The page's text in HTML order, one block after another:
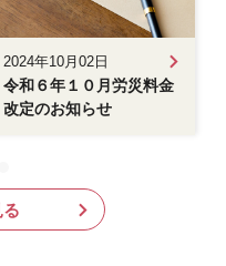
2024年10月02日
令和６年１０月労災料金
改定のお知らせ